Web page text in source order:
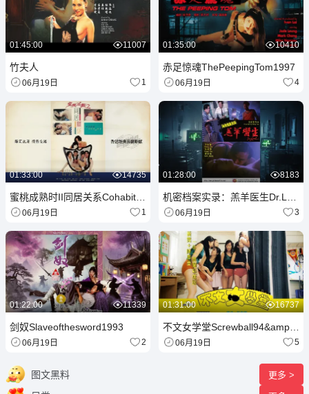
01:45:00 11007
竹夫人
06月19日 1
01:35:00 10410
赤足惊魂ThePeepingTom1997
06月19日 4
01:33:00 14735
06月19日 1
01:28:00 8183
06月19日 3
01:22:00 11339
剑奴Slaveofthesword1993
06月19日 2
01:31:00 16737
06月19日 5
图文黑料 更多 >